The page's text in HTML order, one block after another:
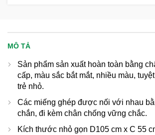
MÔ TẢ
Sản phẩm sản xuất hoàn toàn bằng
cấp, màu sắc bắt mắt, nhiều màu,
trẻ nhỏ.
Các miếng ghép được nối với nhau
chắn, đi kèm chân chống vững chắc.
Kích thước nhỏ gọn D105 cm x C 55